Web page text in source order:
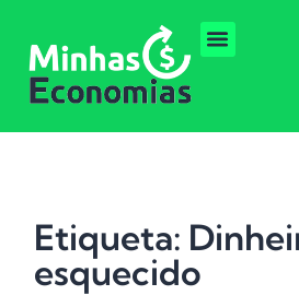
Etiqueta:
esquecido